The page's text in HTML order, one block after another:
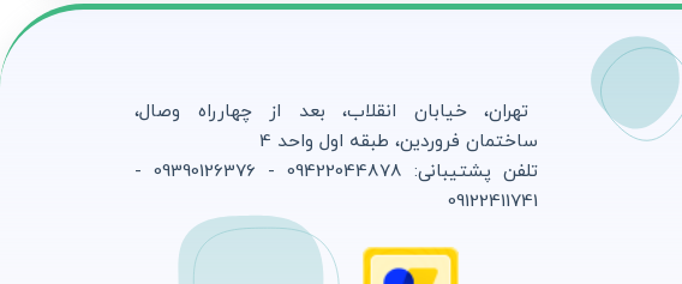
تهران، خیابان انقلاب، بعد از چهارراه وصال،
ساختمان فروردین، طبقه اول واحد 4
تلفن پشتیبانی: 09422044878 - 09390126376 -
09122411741